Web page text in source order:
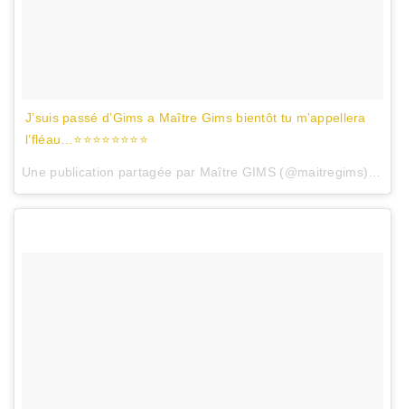
J’suis passé d’Gims a Maître Gims bientôt tu m’appellera
l’fléau…⭐️⭐️⭐️⭐️⭐️⭐️⭐️⭐️
Une publication partagée par Maître GIMS (@maitregims) le